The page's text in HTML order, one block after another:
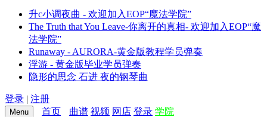
升c小调夜曲 - 欢迎加入EOP“魔法学院”
The Truth that You Leave-你离开的真相- 欢迎加入EOP“魔
法学院”
Runaway - AURORA-黄金版教程学员弹奏
浮游 - 黄金版毕业学员弹奏
隐形的思念 石进 夜的钢琴曲
登录 | 注册
Menu 首页 曲谱 视频 网店 登录 学院